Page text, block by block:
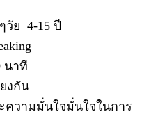
วัย 4-15 ปี
นาที
งกัน
ความมั่นใจมั่นใจในการ